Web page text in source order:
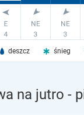
deszcz śnieg
na jutro -